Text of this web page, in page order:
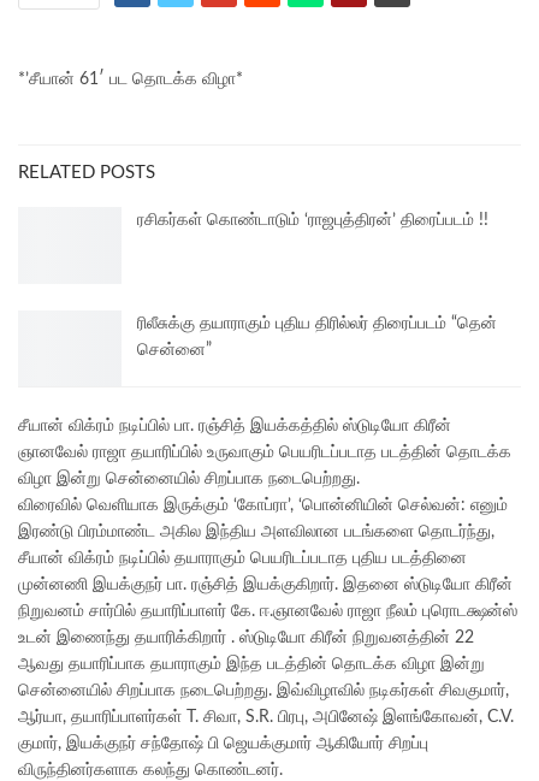
*’சீயான் 61′ பட தொடக்க விழா*
RELATED POSTS
ரசிகர்கள் கொண்டாடும் ‘ராஜபுத்திரன்’ திரைப்படம் !!
ரிலீசுக்கு தயாராகும் புதிய திரில்லர் திரைப்படம் “தென்
சென்னை”
சீயான் விக்ரம் நடிப்பில் பா. ரஞ்சித் இயக்கத்தில் ஸ்டுடியோ கிரீன்
ஞானவேல் ராஜா தயாரிப்பில் உருவாகும் பெயரிடப்படாத படத்தின் தொடக்க
விழா இன்று சென்னையில் சிறப்பாக நடைபெற்றது.
விரைவில் வெளியாக இருக்கும் ‘கோப்ரா’, ‘பொன்னியின் செல்வன்: எனும்
இரண்டு பிரம்மாண்ட அகில இந்திய அளவிலான படங்களை தொடர்ந்து,
சீயான் விக்ரம் நடிப்பில் தயாராகும் பெயரிடப்படாத புதிய படத்தினை
முன்னணி இயக்குநர் பா. ரஞ்சித் இயக்குகிறார். இதனை ஸ்டுடியோ கிரீன்
நிறுவனம் சார்பில் தயாரிப்பாளர் கே. ஈ.ஞானவேல் ராஜா நீலம் புரொடக்ஷன்ஸ்
உடன் இணைந்து தயாரிக்கிறார் . ஸ்டுடியோ கிரீன் நிறுவனத்தின் 22
ஆவது தயாரிப்பாக தயாராகும் இந்த படத்தின் தொடக்க விழா இன்று
சென்னையில் சிறப்பாக நடைபெற்றது. இவ்விழாவில் நடிகர்கள் சிவகுமார்,
ஆர்யா, தயாரிப்பாளர்கள் T. சிவா, S.R. பிரபு, அபினேஷ் இளங்கோவன், C.V.
குமார், இயக்குநர் சந்தோஷ் பி ஜெயக்குமார் ஆகியோர் சிறப்பு
விருந்தினர்களாக கலந்து கொண்டனர்.